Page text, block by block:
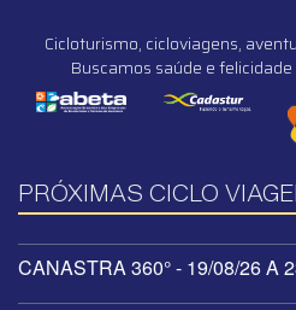
Cicloturismo, cicloviagens,
Buscamos saúde e
PRÓXIMAS CICLO
CANASTRA 360° - 19/08/26 A